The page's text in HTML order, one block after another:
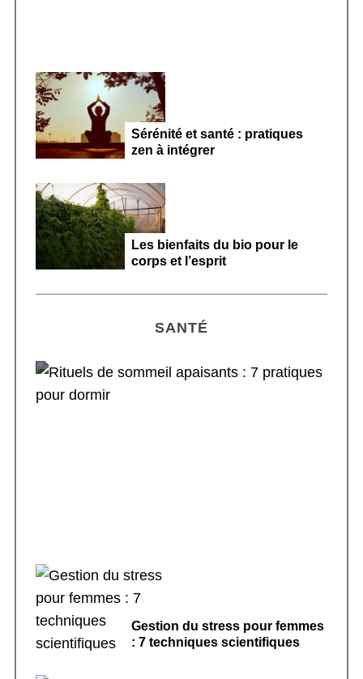
Sérénité et santé : pratiques
zen à intégrer
Les bienfaits du bio pour le
corps et l’esprit
SANTÉ
Gestion du stress pour femmes
: 7 techniques scientifiques